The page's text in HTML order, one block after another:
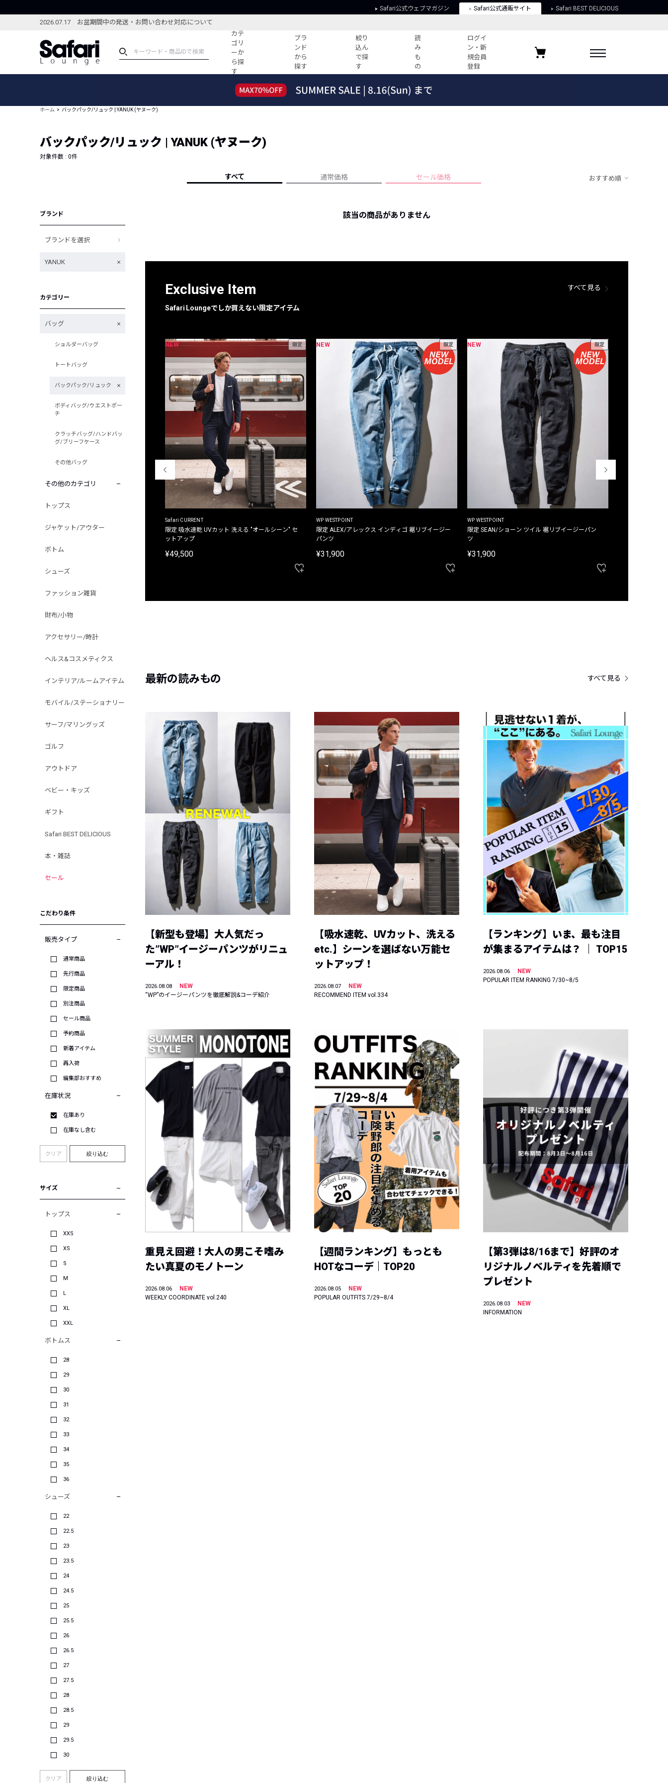
Safari公式ウェブマガジン Safari公式通販サイト Safari BEST DELICIOUS
2026.07.17 お盆期間中の発送・お問い合わせ対応について
カテ
ゴリ
ーか
ら探
す
ブラ
ンド
から
探す
絞り
込ん
で探
す
読
み
も
の
ログイ
ン・新
規会員
登録
ブランドから探す
新着アイテム
編集部のおすすめアイテム
コーディネート
すべての記事
人気記事ランキング
フォーカスブランド
プライバシーポリシー
お気に入りブランド
ホーム バックパック/リュック | YANUK (ヤヌーク)
バックパック/リュック | YANUK (ヤヌーク)
対象件数 : 0件
すべて 通常価格 セール価格 おすすめ順
ブランド
ブランドを選択
YANUK
カテゴリー
バッグ
ショルダーバッグ
トートバッグ
バックパック/リュック
ボディバッグ/ウエストポー
チ
クラッチバッグ/ハンドバッ
グ/ブリーフケース
その他バッグ
その他のカテゴリ
トップス
ジャケット/アウター
ボトム
シューズ
ファッション雑貨
財布/小物
アクセサリー/時計
ヘルス&コスメティクス
インテリア/ルームアイテム
モバイル/ステーショナリー
サーフ/マリングッズ
ゴルフ
アウトドア
ベビー・キッズ
ギフト
Safari BEST DELICIOUS
本・雑誌
セール
こだわり条件
販売タイプ
通常商品
先行商品
限定商品
別注商品
セール商品
予約商品
新着アイテム
再入荷
編集部おすすめ
在庫状況
在庫あり
在庫なし含む
クリア 絞り込む
サイズ
トップス
XXS
XS
S
M
L
XL
XXL
ボトムス
28
29
30
31
32
33
34
35
36
シューズ
22
22.5
23
23.5
24
24.5
25
25.5
26
26.5
27
27.5
28
28.5
29
29.5
30
クリア 絞り込む
該当の商品がありません
Exclusive Item
Safari Loungeでしか買えない限定アイテム
すべて見る
別注限定 フード付き チェックシャツジャケット
NEW 限定
Safari CURRENT
限定 吸水速乾 UVカット 洗える "オールシーン" セ
ットアップ
¥49,500
NEW 限定
WP WESTPOINT
限定 ALEX/アレックス インディゴ 裾リブイージー
パンツ
¥31,900
NEW 限定
WP WESTPOINT
限定 SEAN/ショーン ツイル 裾リブイージーパン
ツ
¥31,900
最新の読みもの すべて見る
【新型も登場】大人気だっ
た”WP”イージーパンツがリニュ
ーアル！
2026.08.08
NEW
“WP”のイージーパンツを徹底解説&コーデ紹介
【吸水速乾、UVカット、洗える
etc.】シーンを選ばない万能セ
ットアップ！
2026.08.07
NEW
RECOMMEND ITEM vol.334
【ランキング】いま、最も注目
が集まるアイテムは？ ｜ TOP15
2026.08.06
NEW
POPULAR ITEM RANKING 7/30~8/5
重見え回避！大人の男こそ嗜み
たい真夏のモノトーン
2026.08.06
NEW
WEEKLY COORDINATE vol.240
【週間ランキング】もっとも
HOTなコーデ｜TOP20
2026.08.05
NEW
POPULAR OUTFITS 7/29~8/4
【第3弾は8/16まで】好評のオ
リジナルノベルティを先着順で
プレゼント
2026.08.03
NEW
INFORMATION